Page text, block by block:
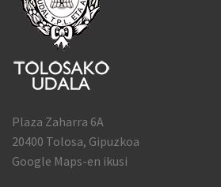
Plaza Zaharra 6A
20400 Tolosa, Gipuzkoa
Google Maps-en ikusi